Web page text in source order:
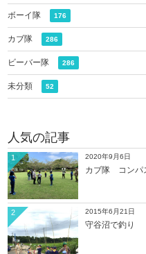
ボーイ隊 176
カブ隊 286
ビーバー隊 286
未分類 52
人気の記事
2020年9月6日
カブ隊 コンパ
1
2015年6月21日
守谷沼で釣り
2